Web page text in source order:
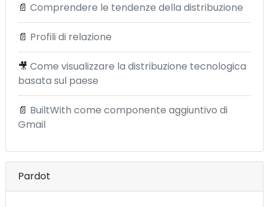
📄 Comprendere le tendenze della distribuzione
📄 Profili di relazione
🎥 Come visualizzare la distribuzione tecnologica
basata sul paese
📄 BuiltWith come componente aggiuntivo di
Gmail
Pardot